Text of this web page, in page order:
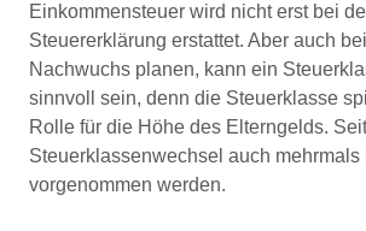
Einkommensteuer wird nicht erst bei
Steuererklärung erstattet. Aber auch
Nachwuchs planen, kann ein
sinnvoll sein, denn die Steuerklasse
Rolle für die Höhe des Elterngelds.
Steuerklassenwechsel auch
vorgenommen werden.